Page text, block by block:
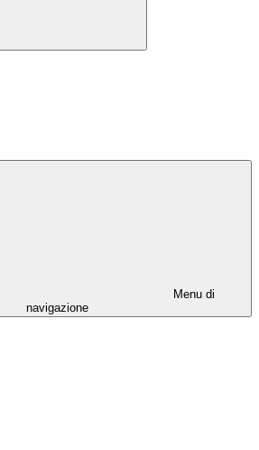
Menu di
navigazione